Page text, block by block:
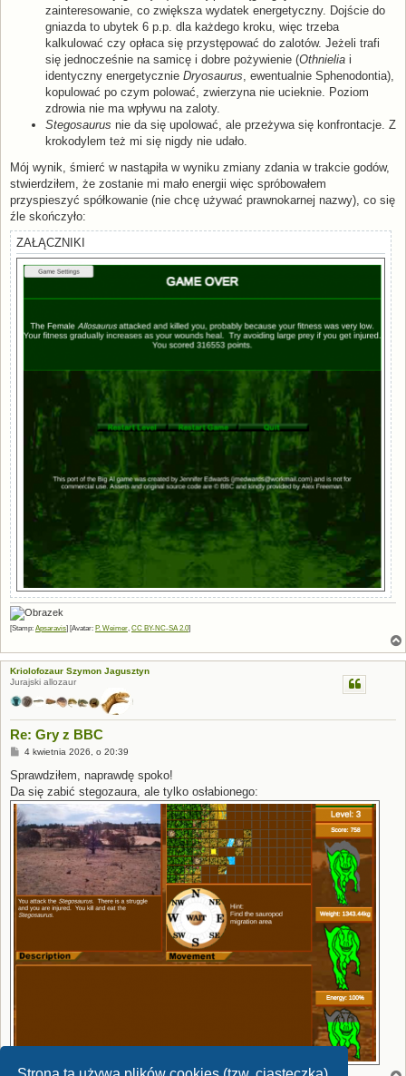
zainteresowanie, co zwiększa wydatek energetyczny. Dojście do
gniazda to ubytek 6 p.p. dla każdego kroku, więc trzeba
kalkulować czy opłaca się przystępować do zalotów. Jeżeli trafi
się jednocześnie na samicę i dobre pożywienie (Othnielia i
identyczny energetycznie Dryosaurus , ewentualnie Sphenodontia),
kopulować po czym polować, zwierzyna nie ucieknie. Poziom
zdrowia nie ma wpływu na zaloty.
Stegosaurus nie da się upolować, ale przeżywa się konfrontacje. Z
krokodylem też mi się nigdy nie udało.
Mój wynik, śmierć w nastąpiła w wyniku zmiany zdania w trakcie godów,
stwierdziłem, że zostanie mi mało energii więc spróbowałem
przyspieszyć spółkowanie (nie chcę używać prawnokarnej nazwy), co się
źle skończyło:
ZAŁĄCZNIKI
[Stamp: Apsaravis] [Avatar: P. Weimer CC BY-NC-SA 2.0]
Kriolofozaur Szymon Jagusztyn
Jurajski allozaur
Re: Gry z BBC
P
s
4 kwietnia 2026, o 20:39
Sprawdziłem, naprawdę spoko!
Da się zabić stegozaura, ale tylko osłabionego: